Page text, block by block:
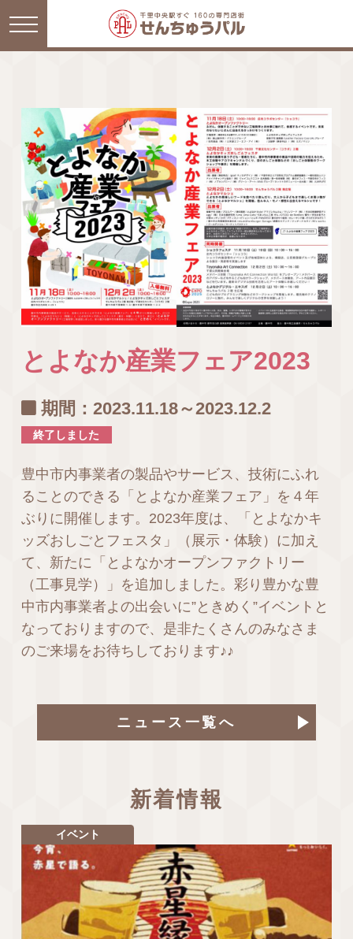
とよなか産業フェア2023
期間：2023.11.18～2023.12.2
終了しました
豊中市内事業者の製品やサービス、技術にふれ
ることのできる「とよなか産業フェア」を４年
ぶりに開催します。2023年度は、「とよなかキ
ッズおしごとフェスタ」（展示・体験）に加え
て、新たに「とよなかオープンファクトリー
（工事見学）」を追加しました。彩り豊かな豊
中市内事業者よの出会いに”ときめく”イベントと
なっておりますので、是非たくさんのみなさま
のご来場をお待ちしております♪♪
ニュース一覧へ
新着情報
イベント